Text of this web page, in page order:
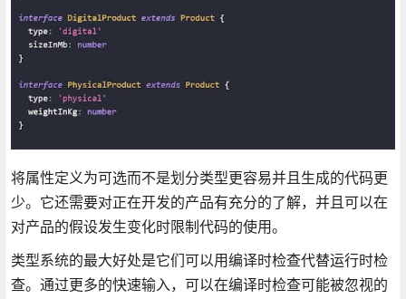
将属性定义为可选而不是划分类型更容易并且生成的代码更
少。它还需要对正在开发的产品有充分的了解，并且可以在
对产品的假设发生变化时限制代码的使用。
类型系统的最大好处是它们可以用编译时检查代替运行时检
查。通过更多的快速输入，可以在编译时检查可能被忽视的